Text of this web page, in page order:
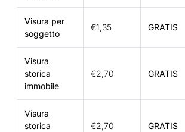
Visura per
soggetto
€1,35 GRATIS
Visura
storica
immobile
€2,70 GRATIS
Visura
storica
€2,70 GRATIS